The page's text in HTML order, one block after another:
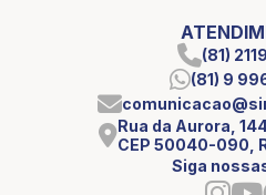
(81)
(81) 9
Rua da Aurora,
CEP 50040-090,
Siga